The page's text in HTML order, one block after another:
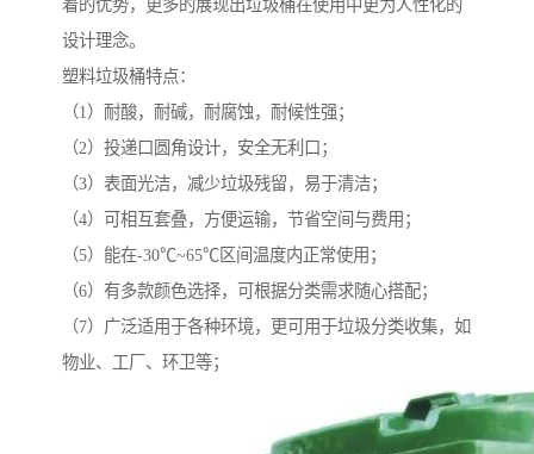
着的优势，更多的展现出垃圾桶在使用中更为人性化的
设计理念。
塑料垃圾桶特点：
（1）耐酸，耐碱，耐腐蚀，耐候性强；
（2）投递口圆角设计，安全无利口；
（3）表面光洁，减少垃圾残留，易于清洁；
（4）可相互套叠，方便运输，节省空间与费用；
（5）能在-30℃~65℃区间温度内正常使用；
（6）有多款颜色选择，可根据分类需求随心搭配；
（7）广泛适用于各种环境，更可用于垃圾分类收集，如
物业、工厂、环卫等；